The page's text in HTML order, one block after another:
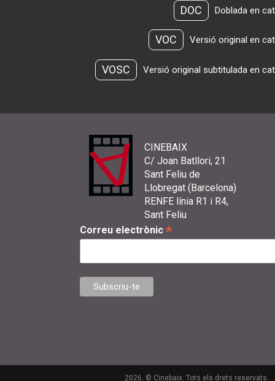
DOC Doblada en
VOC Versió original en
VOSC Versió original subtitulada en
CINEBAIX
C/ Joan Batllori, 21
Sant Feliu de
Llobregat (Barcelona)
RENFE línia R1 i R4,
Sant Feliu
Correu electrònic *
2026. © Cinebaix. Tots els drets reservats.